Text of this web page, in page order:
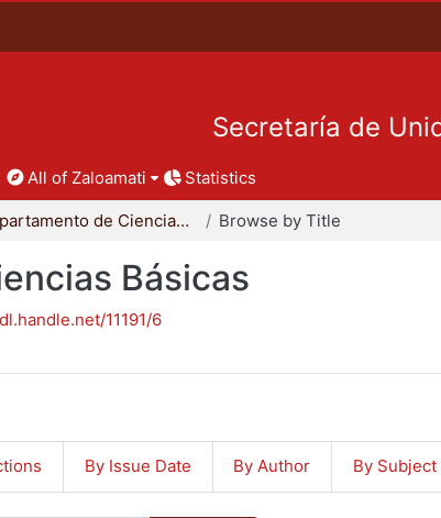
Secretaría de
All of Zaloamati Statistics
Departamento de Ciencias Básicas Browse by Title
Básicas
11191/6
By Issue Date By Author By Subject